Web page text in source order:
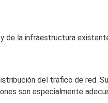
de la infraestructura
del tráfico de red.
son especialmente